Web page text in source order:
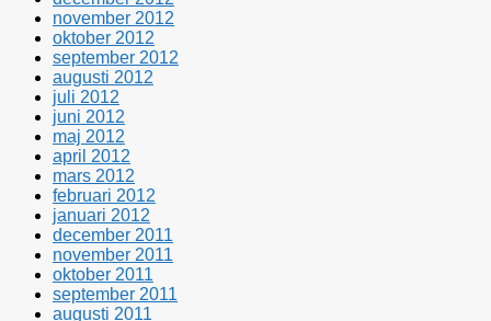
november 2012
oktober 2012
september 2012
augusti 2012
juli 2012
juni 2012
maj 2012
april 2012
mars 2012
februari 2012
januari 2012
december 2011
november 2011
oktober 2011
september 2011
augusti 2011